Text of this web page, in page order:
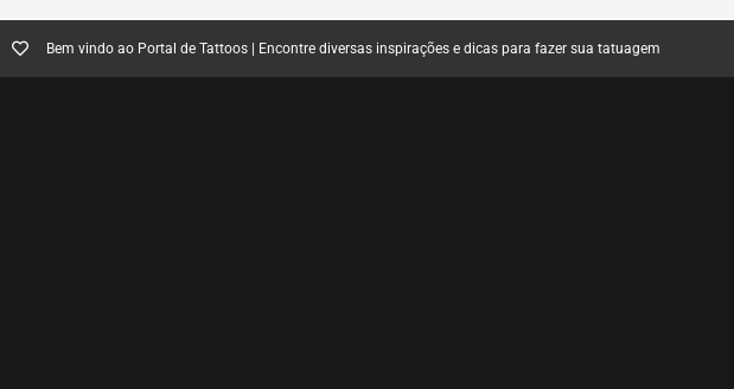
Bem vindo ao Portal de Tattoos | Encontre diversas inspirações e dicas para fazer sua tatuagem